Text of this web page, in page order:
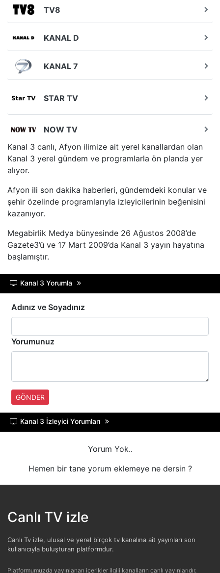
TV8
KANAL D
KANAL 7
STAR TV
NOW TV
BEYAZ TV
SHOW TV
A2 TV
TEVE2
TV8,5
SöZCü TV
NTV
HABER GLOBAL
HALK TV
TRT HABER
CNN TüRK
ULUSAL KANAL
TJK TV
Kanal 3 canlı, Afyon ilimize ait yerel kanallardan olan
Kanal 3 yerel gündem ve programlarla ön planda yer
alıyor.
Afyon ili son dakika haberleri, gündemdeki konular ve
şehir özelinde programlarıyla izleyicilerinin beğenisini
kazanıyor.
Megabirlik Medya bünyesinde 26 Ağustos 2008’de
Gazete3’ü ve 17 Mart 2009’da Kanal 3 yayın hayatına
başlamıştır.
Kanal 3 Yorumla
Adınız ve Soyadınız
Yorumunuz
GÖNDER
Kanal 3 İzleyici Yorumları
Yorum Yok..
Hemen bir tane yorum eklemeye ne dersin ?
Canlı TV izle
Canlı Tv izle, ulusal ve yerel birçok tv kanalına ait yayınları son
kullanıcıyla buluşturan platformdur.
Platformumuzda yayınlanan içerikler ilgili kanalların canlı yayınlarıdır.